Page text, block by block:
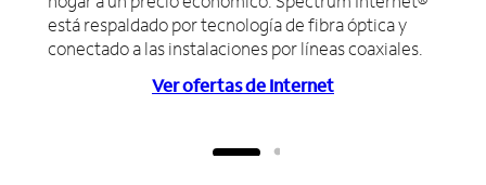
está respaldado por tecnología de fibra óptica y
conectado a las instalaciones por líneas coaxiales.
Ver ofertas de Internet